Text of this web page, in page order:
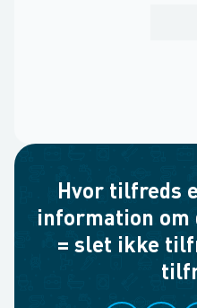
Hvor tilfreds
information om
= slet ikke